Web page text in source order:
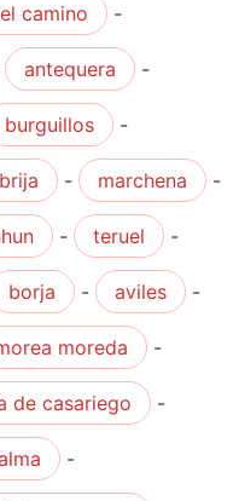
camino -
antequera -
burguillos -
- marchena -
- teruel -
borja - aviles -
moreda -
de casariego -
-